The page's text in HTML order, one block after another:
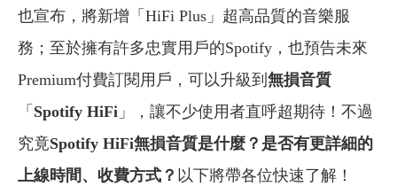
也宣布，將新增「HiFi Plus」超高品質的音樂服
務；至於擁有許多忠實用戶的Spotify，也預告未來
Premium付費訂閱用戶，可以升級到 無損音質
「 Spotify HiFi 」，讓不少使用者直呼超期待！不過
究竟Spotify HiFi無損音質是什麼？是否有更詳細的
上線時間、收費方式？ 以下將帶各位快速了解！